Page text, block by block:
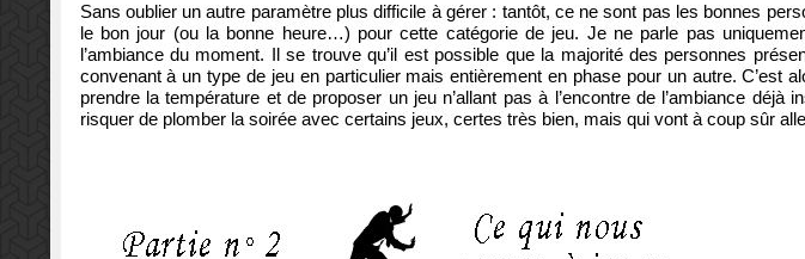
Sans oublier un autre paramètre plus difficile à gérer : tantôt, ce ne sont pas les bonnes
le bon jour (ou la bonne heure…) pour cette catégorie de jeu. Je ne parle pas
l’ambiance du moment. Il se trouve qu’il est possible que la majorité des personnes
convenant à un type de jeu en particulier mais entièrement en phase pour un autre. C’est
prendre la température et de proposer un jeu n’allant pas à l’encontre de l’ambiance
risquer de plomber la soirée avec certains jeux, certes très bien, mais qui vont à coup sûr